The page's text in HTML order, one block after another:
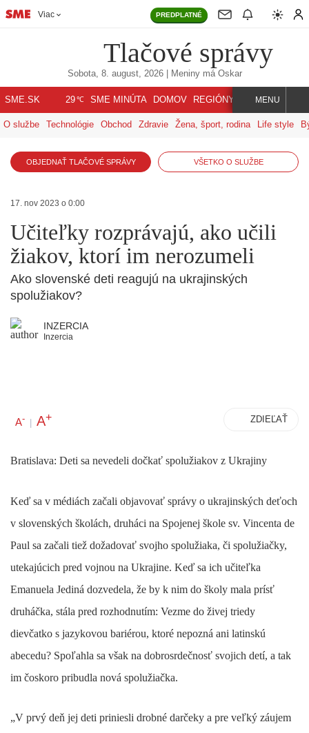
Viac PREDPLATNÉ
Tlačové správy
Sobota, 8. august, 2026| Meniny má Oskar
SME.SK 29℃ SME MINÚTA DOMOV REGIÓNY INDEX SVET
MENU
O službe Technológie Obchod Zdravie Žena, šport, rodina Life style
OBJEDNAŤ TLAČOVÉ SPRÁVY VŠETKO O SLUŽBE
17. nov 2023 o 0:00
Učiteľky rozprávajú, ako učili
žiakov, ktorí im nerozumeli
Ako slovenské deti reagujú na ukrajinských
spolužiakov?
INZERCIA
Inzercia
A- | A+ ZDIEĽAŤ
Bratislava: Deti sa nevedeli dočkať spolužiakov z Ukrajiny
Keď sa v médiách začali objavovať správy o ukrajinských deťoch
v slovenských školách, druháci na Spojenej škole sv. Vincenta de
Paul sa začali tiež dožadovať svojho spolužiaka, či spolužiačky,
utekajúcich pred vojnou na Ukrajine. Keď sa ich učiteľka
Emanuela Jediná dozvedela, že by k nim do školy mala prísť
druháčka, stála pred rozhodnutím: Vezme do živej triedy
dievčatko s jazykovou bariérou, ktoré nepozná ani latinskú
abecedu? Spoľahla sa však na dobrosrdečnosť svojich detí, a tak
im čoskoro pribudla nová spolužiačka.
„V prvý deň jej deti priniesli drobné darčeky a pre veľký záujem